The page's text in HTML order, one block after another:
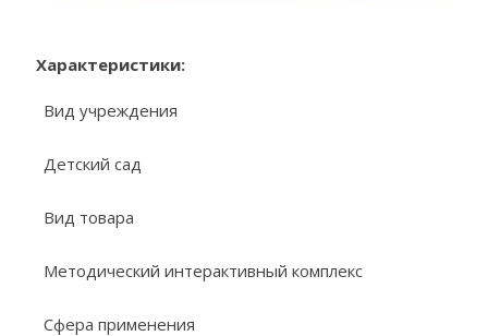
Характеристики:
Вид учреждения
Детский сад
Вид товара
Методический интерактивный комплекс
Сфера применения